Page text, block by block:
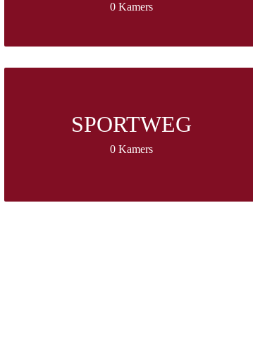
0 Kamers
SPORTWEG
0 Kamers